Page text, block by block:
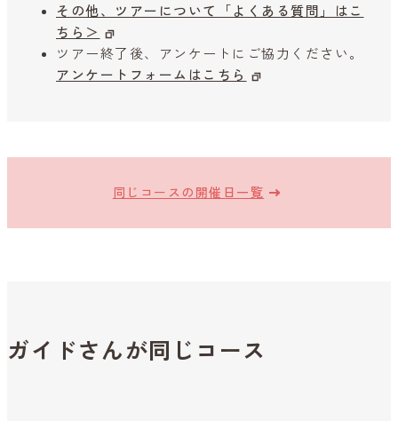
その他、ツアーについて「よくある質問」はこ
ちら＞
ツアー終了後、アンケートにご協力ください。
アンケートフォームはこちら
同じコースの開催日一覧
ガイドさんが同じコース